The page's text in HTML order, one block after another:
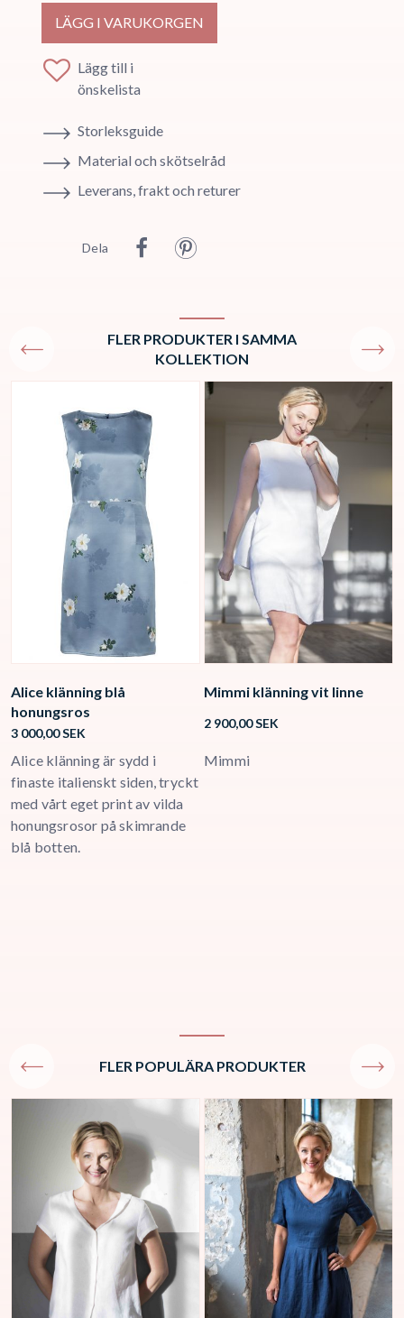
LÄGG I VARUKORGEN
Lägg till i
önskelista
Storleksguide
Material och skötselråd
Leverans, frakt och returer
Dela
FLER PRODUKTER I SAMMA
KOLLEKTION
Alice klänning blå
honungsros
3 000,00SEK
Alice klänning är sydd i
finaste italienskt siden, tryckt
med vårt eget print av vilda
honungsrosor på skimrande
blå botten.
Mimmi klänning vit linne
2 900,00SEK
Mimmi
FLER POPULÄRA PRODUKTER